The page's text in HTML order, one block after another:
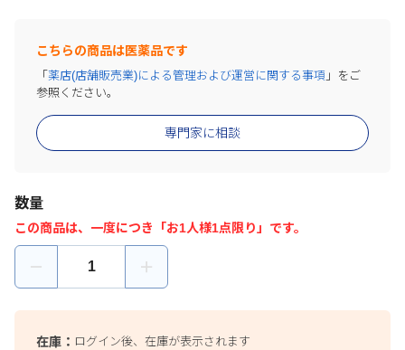
こちらの商品は医薬品です
専門家に相談
「 薬店(店舗販売業)による管理および運営に関する事項 」をご
参照ください。
数量
この商品は、一度につき「お1人様1点限り」です。
在庫： ログイン後、在庫が表示されます